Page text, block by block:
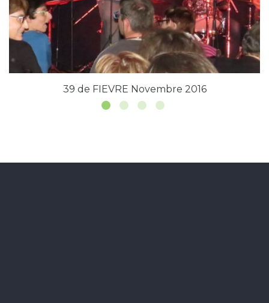
39 de FIEVRE Novembre 2016